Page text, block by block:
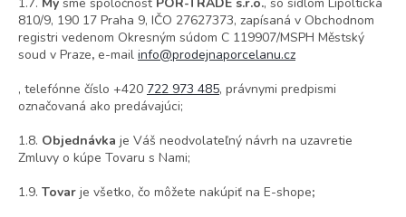
1.7. My sme spoločnosť POR-TRADE s.r.o., so sídlom Lipoltická
810/9, 190 17 Praha 9, IČO 27627373, zapísaná v Obchodnom
registri vedenom Okresným súdom C 119907/MSPH Městský
soud v Praze, e-mail info@prodejnaporcelanu.cz
, telefónne číslo +420 722 973 485, právnymi predpismi
označovaná ako predávajúci;
1.8. Objednávka je Váš neodvolateľný návrh na uzavretie
Zmluvy o kúpe Tovaru s Nami;
1.9. Tovar je všetko, čo môžete nakúpiť na E-shope;